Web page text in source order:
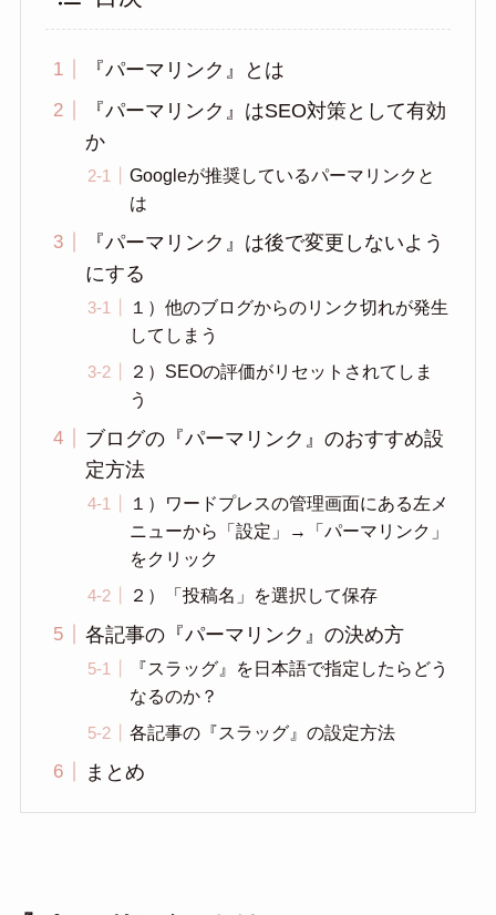
『パーマリンク』とは
『パーマリンク』はSEO対策として有効
か
Googleが推奨しているパーマリンクと
は
『パーマリンク』は後で変更しないよう
にする
１）他のブログからのリンク切れが発生
してしまう
２）SEOの評価がリセットされてしま
う
ブログの『パーマリンク』のおすすめ設
定方法
１）ワードプレスの管理画面にある左メ
ニューから「設定」→「パーマリンク」
をクリック
２）「投稿名」を選択して保存
各記事の『パーマリンク』の決め方
『スラッグ』を日本語で指定したらどう
なるのか？
各記事の『スラッグ』の設定方法
まとめ